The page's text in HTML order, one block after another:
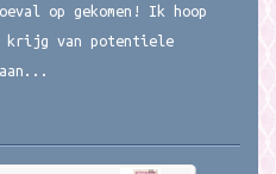
op gekomen! Ik hoop
krijg van potentiele